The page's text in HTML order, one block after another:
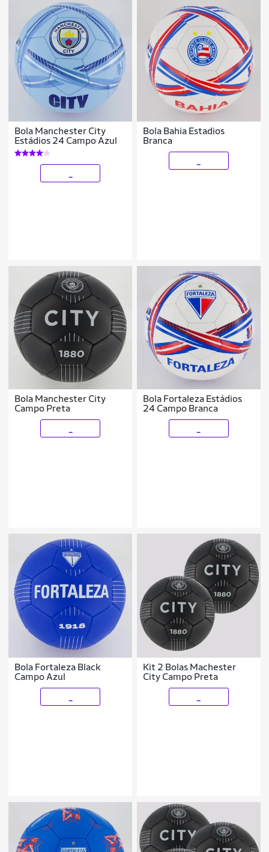
Bola Manchester City
Estádios 24 Campo Azul
Bola Bahia Estadios
Branca
Bola Manchester City
Campo Preta
Bola Fortaleza Estádios
24 Campo Branca
Bola Fortaleza Black
Campo Azul
Kit 2 Bolas Machester
City Campo Preta